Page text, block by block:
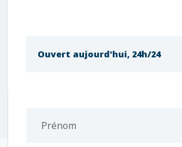
Ouvert aujourd'hui, 24h/24
Prénom